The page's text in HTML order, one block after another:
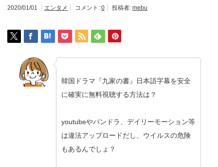
2020/01/01 エンタメ コメント: 0 投稿者: mebu
韓国ドラマ『九家の書』日本語字幕を安全
に確実に無料視聴する方法は？
youtubeやパンドラ、デイリーモーション等
は違法アップロードだし、ウイルスの危険
もあるんでしょ？